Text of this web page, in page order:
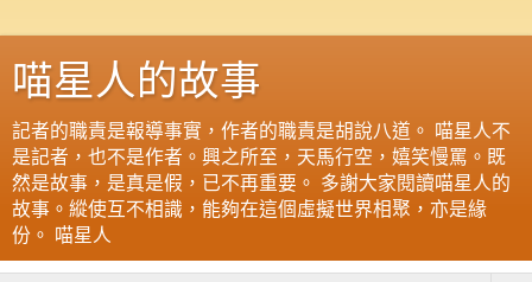
喵星人的故事
記者的職責是報導事實，作者的職責是胡說八道。 喵星人不
是記者，也不是作者。興之所至，天馬行空，嬉笑慢罵。既
然是故事，是真是假，已不再重要。 多謝大家閱讀喵星人的
故事。縱使互不相識，能夠在這個虛擬世界相聚，亦是緣
份。 喵星人